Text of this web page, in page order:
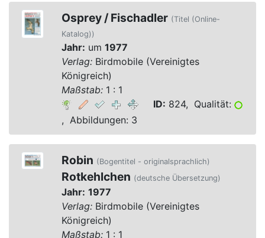
Osprey / Fischadler (Titel (Online-
Katalog))
Jahr: um 1977
Verlag:Birdmobile (Vereinigtes
Königreich)
Maßstab:1 : 1
ID: 824, Qualität:
, Abbildungen: 3
Robin (Bogentitel - originalsprachlich)
Rotkehlchen (deutsche Übersetzung)
Jahr: 1977
Verlag:Birdmobile (Vereinigtes
Königreich)
Maßstab:1 : 1